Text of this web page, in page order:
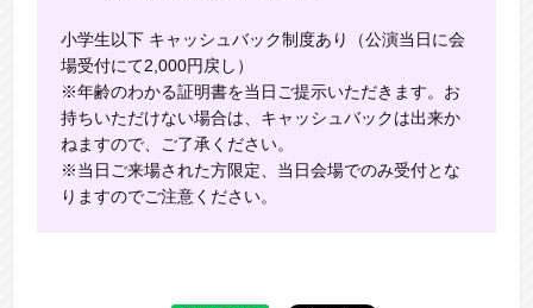
⼩学⽣以下 キャッシュバック制度あり（公演当⽇に会
場受付にて2,000円戻し）
※年齢のわかる証明書を当⽇ご提⽰いただきます。お
持ちいただけない場合は、キャッシュバックは出来か
ねますので、ご了承ください。
※当⽇ご来場された⽅限定、当⽇会場でのみ受付とな
りますのでご注意ください。